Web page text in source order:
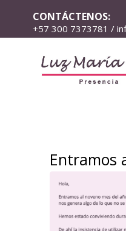
CONTÁCTENOS:
+57 300 7373781 /
Entramos